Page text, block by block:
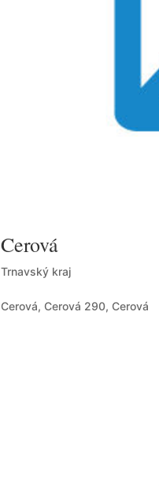
Cerová
Trnavský kraj
Cerová, Cerová 290, Cerová